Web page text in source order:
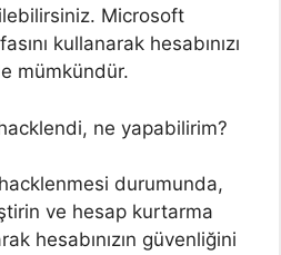
Microsoft
kullanarak hesabınızı
mümkündür.
ne yapabilirim?
hacklenmesi durumunda,
ve hesap kurtarma
hesabınızın güvenliğini